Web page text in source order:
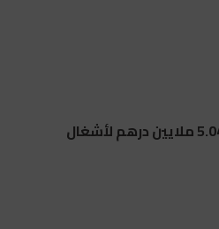
وكالة أبي رقراق تخصص 5.04 ملايين درهم لأشغال